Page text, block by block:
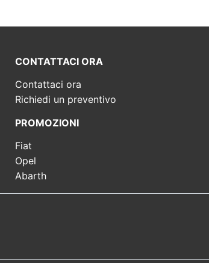
CONTATTACI ORA
Contattaci ora
Richiedi un preventivo
PROMOZIONI
Fiat
Opel
Abarth